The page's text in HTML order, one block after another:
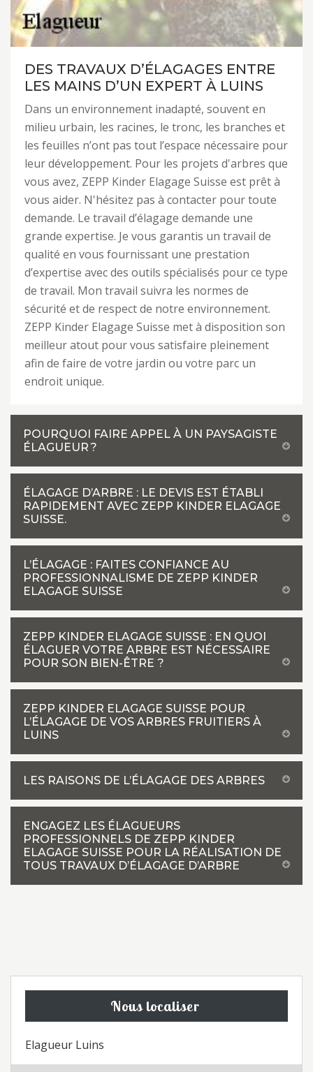
DES TRAVAUX D’ÉLAGAGES ENTRE
LES MAINS D’UN EXPERT À LUINS
Dans un environnement inadapté, souvent en
milieu urbain, les racines, le tronc, les branches et
les feuilles n’ont pas tout l’espace nécessaire pour
leur développement. Pour les projets d'arbres que
vous avez, ZEPP Kinder Elagage Suisse est prêt à
vous aider. N'hésitez pas à contacter pour toute
demande. Le travail d’élagage demande une
grande expertise. Je vous garantis un travail de
qualité en vous fournissant une prestation
d’expertise avec des outils spécialisés pour ce type
de travail. Mon travail suivra les normes de
sécurité et de respect de notre environnement.
ZEPP Kinder Elagage Suisse met à disposition son
meilleur atout pour vous satisfaire pleinement
afin de faire de votre jardin ou votre parc un
endroit unique.
POURQUOI FAIRE APPEL À UN PAYSAGISTE
ÉLAGUEUR ?
ÉLAGAGE D’ARBRE : LE DEVIS EST ÉTABLI
RAPIDEMENT AVEC ZEPP KINDER ELAGAGE
SUISSE.
L’ÉLAGAGE : FAITES CONFIANCE AU
PROFESSIONNALISME DE ZEPP KINDER
ELAGAGE SUISSE
ZEPP KINDER ELAGAGE SUISSE : EN QUOI
ÉLAGUER VOTRE ARBRE EST NÉCESSAIRE
POUR SON BIEN-ÊTRE ?
ZEPP KINDER ELAGAGE SUISSE POUR
L’ÉLAGAGE DE VOS ARBRES FRUITIERS À
LUINS
LES RAISONS DE L’ÉLAGAGE DES ARBRES
ENGAGEZ LES ÉLAGUEURS
PROFESSIONNELS DE ZEPP KINDER
ELAGAGE SUISSE POUR LA RÉALISATION DE
TOUS TRAVAUX D’ÉLAGAGE D’ARBRE
Nous localiser
Elagueur Luins